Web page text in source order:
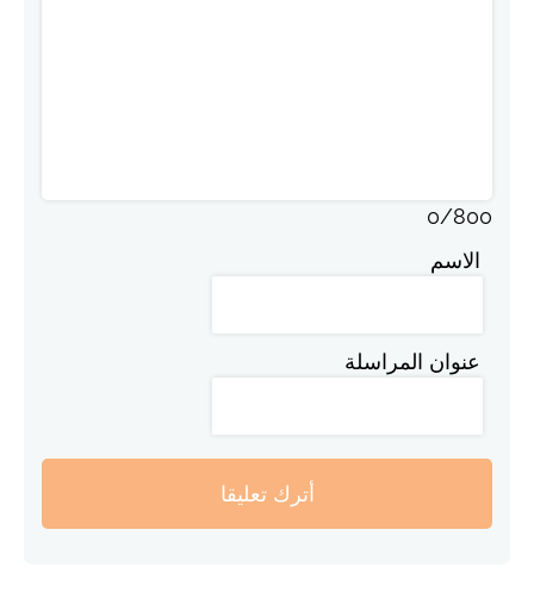
0/800
الاسم
عنوان المراسلة
أترك تعليقا